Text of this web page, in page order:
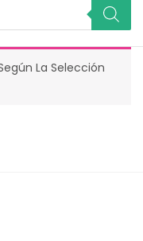
La Selección